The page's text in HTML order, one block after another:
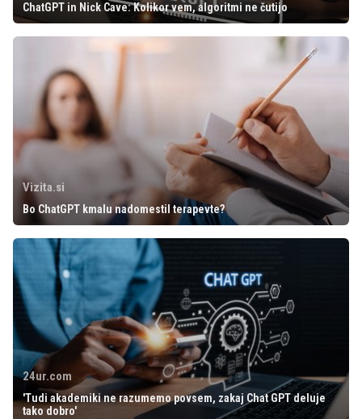
ChatGPT in Nick Cave: Kolikor vem, algoritmi ne čutijo
Vizita.si
Bo ChatGPT kmalu nadomestil terapevte?
24ur.com
'Tudi akademiki ne razumemo povsem, zakaj Chat GPT deluje
tako dobro'